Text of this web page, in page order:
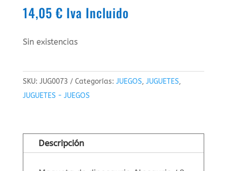
14,05 € Iva Incluido
Sin existencias
SKU: JUG0073 Categorías: JUEGOS, JUGUETES,
JUGUETES - JUEGOS
Descripción